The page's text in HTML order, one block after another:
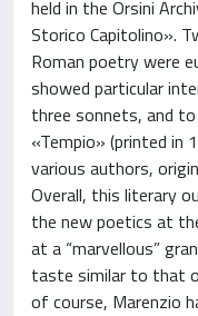
held in the Orsini
Storico Capitolino».
Roman poetry were
showed particular
three sonnets, and
«Tempio» (printed in
various authors,
Overall, this literary
the new poetics at
at a “marvellous”
taste similar to that
of course, Marenzio